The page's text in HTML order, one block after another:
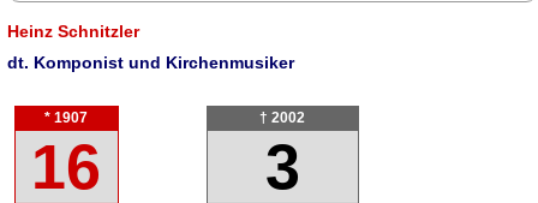
Heinz Schnitzler
dt. Komponist und Kirchenmusiker
* 1907
16
† 2002
3